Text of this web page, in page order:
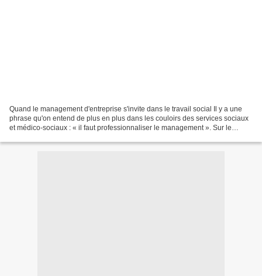
Quand le management d'entreprise s'invite dans le travail social Il y a une
phrase qu'on entend de plus en plus dans les couloirs des services sociaux
et médico-sociaux : « il faut professionnaliser le management ». Sur le